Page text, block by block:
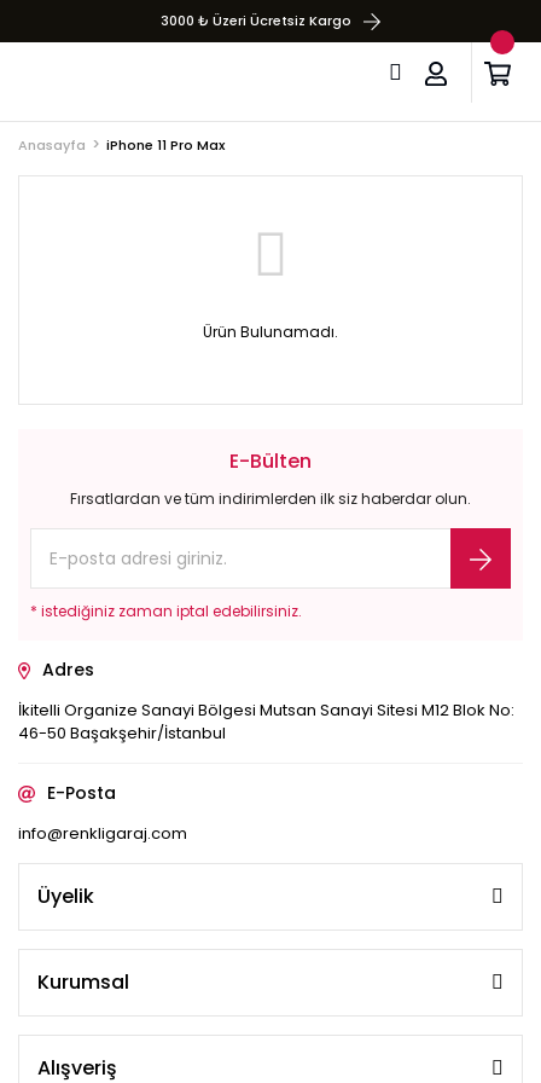
3000 ₺ Üzeri Ücretsiz Kargo
Anasayfa iPhone 11 Pro Max
Ürün Bulunamadı.
E-Bülten
Fırsatlardan ve tüm indirimlerden ilk siz haberdar olun.
* istediğiniz zaman iptal edebilirsiniz.
Adres
İkitelli Organize Sanayi Bölgesi Mutsan Sanayi Sitesi M12 Blok No:
46-50 Başakşehir/İstanbul
E-Posta
info@renkligaraj.com
Üyelik
Kurumsal
Alışveriş